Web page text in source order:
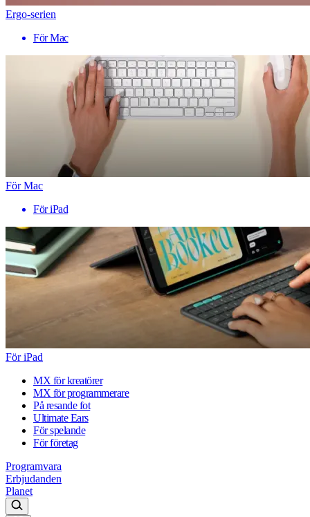
Ergo-serien
För Mac
För Mac
För iPad
För iPad
MX för kreatörer
MX för programmerare
På resande fot
Ultimate Ears
För spelande
För företag
Programvara
Erbjudanden
Planet